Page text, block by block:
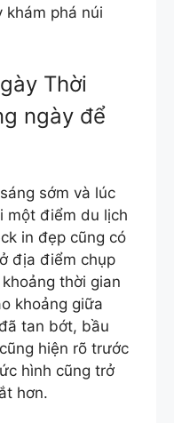
khám phá núi
Thời
ngày để
sớm và lúc
một điểm du lịch
in đẹp cũng có
địa điểm chụp
thời gian
khoảng giữa
tan bớt, bầu
hiện rõ trước
hình cũng trở
hơn.